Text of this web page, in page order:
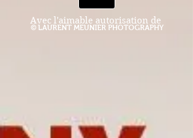
Avec l'aimable autorisation de
© LAURENT MEUNIER PHOTOGRAPHY